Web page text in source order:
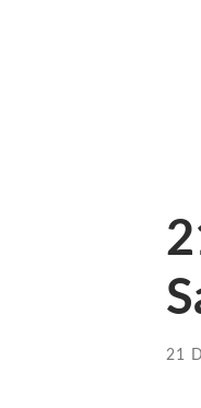
21